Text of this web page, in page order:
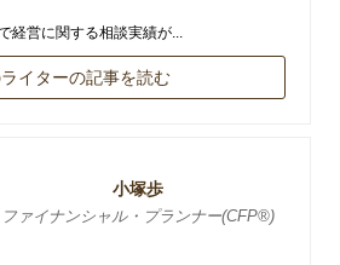
経営に関する相談実績が...
イターの記事を読む
小塚歩
ファイナンシャル・プランナー(CFP®)